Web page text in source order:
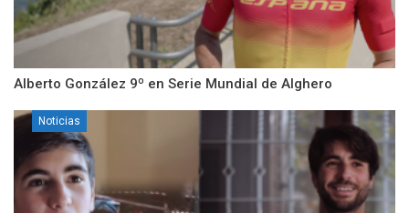
Alberto González 9º en Serie Mundial de Alghero
Noticias